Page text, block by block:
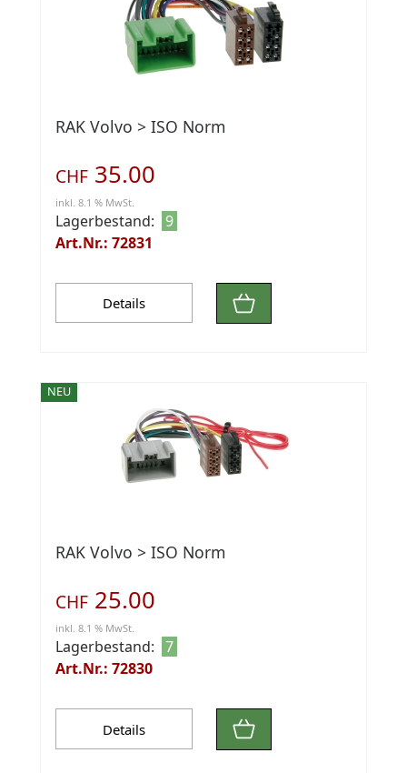
RAK Volvo > ISO Norm
CHF 35.00
inkl. 8.1 % MwSt.
Lagerbestand:
9
Art.Nr.: 72831
Details
NEU
RAK Volvo > ISO Norm
CHF 25.00
inkl. 8.1 % MwSt.
Lagerbestand: 7
Art.Nr.: 72830
Details